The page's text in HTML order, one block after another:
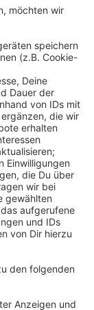
aus dem
das Thema
der
den
Das
Der